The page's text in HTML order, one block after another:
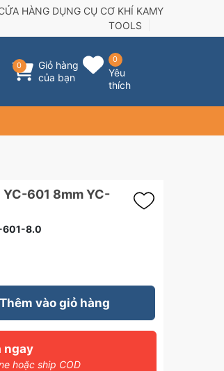
HÀNG DỤNG CỤ CƠ KHÍ KAMY
TOOLS
0
Giỏ hàng
của bạn
0
Yêu
thích
YC-601 8mm YC-
601-8.0
Thêm vào giỏ hàng
ngay
hoặc ship COD